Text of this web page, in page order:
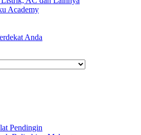
Academy
Anda
Pendingin